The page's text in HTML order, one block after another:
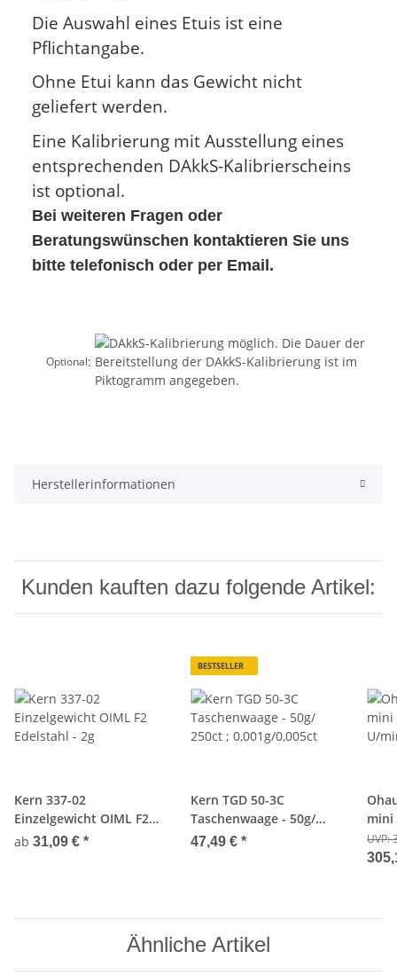
Die Auswahl eines Etuis ist eine
Pflichtangabe.
Ohne Etui kann das Gewicht nicht
geliefert werden.
Eine Kalibrierung mit Ausstellung eines
entsprechenden DAkkS-Kalibrierscheins
ist optional.
Bei weiteren Fragen oder
Beratungswünschen kontaktieren Sie uns
bitte telefonisch oder per Email.
Optional:
Herstellerinformationen
Kunden kauften dazu folgende Artikel:
Kern 337-02
Einzelgewicht OIML F2
Edelstahl - 2g
ab 31,09 € *
BESTSELLER
Kern TGD 50-3C
Taschenwaage - 50g/
250ct ; 0,001g/0,005ct
47,49 € *
mini
U/
UVP:
Ähnliche Artikel